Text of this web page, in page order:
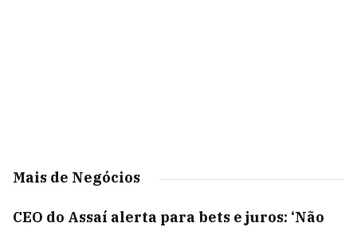
Mais de Negócios
CEO do Assaí alerta para bets e juros: ‘Não